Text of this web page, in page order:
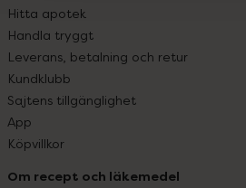
Hitta apotek
Handla tryggt
Leverans, betalning och retur
Kundklubb
Sajtens tillgänglighet
App
Köpvillkor
Om recept och läkemedel